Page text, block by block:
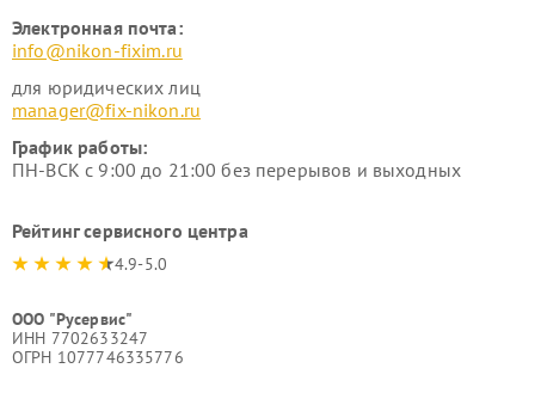
Электронная почта:
info@nikon-fixim.ru
для юридических лиц
manager@fix-nikon.ru
График работы:
ПН-ВСК с 9:00 до 21:00 без перерывов и выходных
Рейтинг сервисного центра
4.9-5.0
ООО "Русервис"
ИНН 7702633247
ОГРН 1077746335776